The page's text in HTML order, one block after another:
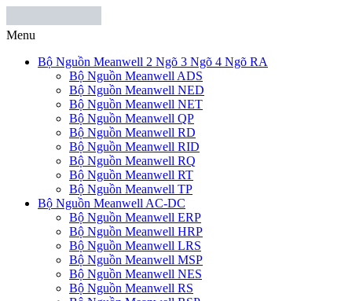
Menu
Bộ Nguồn Meanwell 2 Ngõ 3 Ngõ 4 Ngõ RA
Bộ Nguồn Meanwell ADS
Bộ Nguồn Meanwell NED
Bộ Nguồn Meanwell NET
Bộ Nguồn Meanwell QP
Bộ Nguồn Meanwell RD
Bộ Nguồn Meanwell RID
Bộ Nguồn Meanwell RQ
Bộ Nguồn Meanwell RT
Bộ Nguồn Meanwell TP
Bộ Nguồn Meanwell AC-DC
Bộ Nguồn Meanwell ERP
Bộ Nguồn Meanwell HRP
Bộ Nguồn Meanwell LRS
Bộ Nguồn Meanwell MSP
Bộ Nguồn Meanwell NES
Bộ Nguồn Meanwell RS